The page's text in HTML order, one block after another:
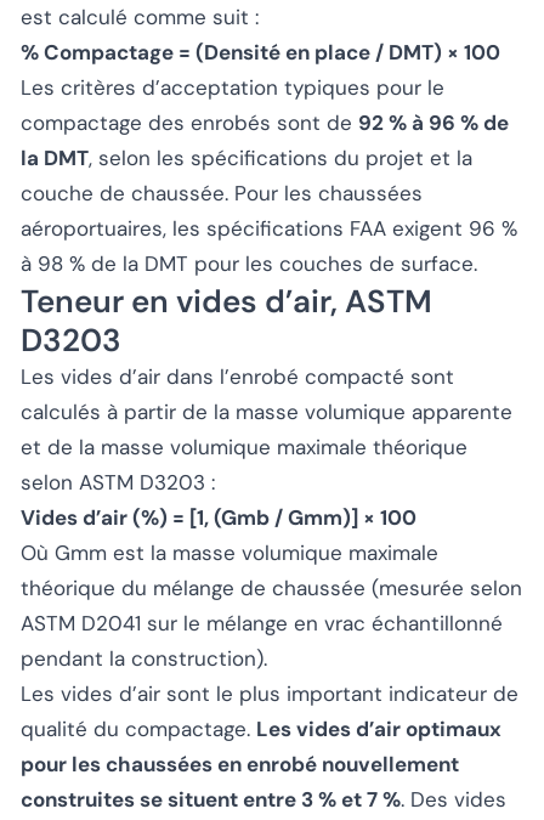
est calculé comme suit :
% Compactage = (Densité en place / DMT) × 100
Les critères d’acceptation typiques pour le
compactage des enrobés sont de 92 % à 96 % de
la DMT, selon les spécifications du projet et la
couche de chaussée. Pour les chaussées
aéroportuaires, les spécifications FAA exigent 96 %
à 98 % de la DMT pour les couches de surface.
Teneur en vides d’air, ASTM
D3203
Les vides d’air dans l’enrobé compacté sont
calculés à partir de la masse volumique apparente
et de la masse volumique maximale théorique
selon ASTM D3203 :
Vides d’air (%) = [1, (Gmb / Gmm)] × 100
Où Gmm est la masse volumique maximale
théorique du mélange de chaussée (mesurée selon
ASTM D2041 sur le mélange en vrac échantillonné
pendant la construction).
Les vides d’air sont le plus important indicateur de
qualité du compactage. Les vides d’air optimaux
pour les chaussées en enrobé nouvellement
construites se situent entre 3 % et 7 %. Des vides